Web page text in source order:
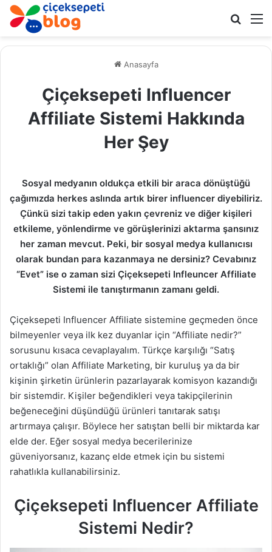
Anasayfa
Çiçeksepeti Influencer
Affiliate Sistemi Hakkında
Her Şey
Sosyal medyanın oldukça etkili bir araca dönüştüğü
çağımızda herkes aslında artık birer influencer diyebiliriz.
Çünkü sizi takip eden yakın çevreniz ve diğer kişileri
etkileme, yönlendirme ve görüşlerinizi aktarma şansınız
her zaman mevcut. Peki, bir sosyal medya kullanıcısı
olarak bundan para kazanmaya ne dersiniz? Cevabınız
“Evet” ise o zaman sizi Çiçeksepeti Infleuncer Affiliate
Sistemi ile tanıştırmanın zamanı geldi.
Çiçeksepeti Influencer Affiliate sistemine geçmeden önce
bilmeyenler veya ilk kez duyanlar için “Affiliate nedir?”
sorusunu kısaca cevaplayalım. Türkçe karşılığı “Satış
ortaklığı” olan Affiliate Marketing, bir kuruluş ya da bir
kişinin şirketin ürünlerin pazarlayarak komisyon kazandığı
bir sistemdir. Kişiler beğendikleri veya takipçilerinin
beğeneceğini düşündüğü ürünleri tanıtarak satışı
artırmaya çalışır. Böylece her satıştan belli bir miktarda kar
elde der. Eğer sosyal medya becerilerinize
güveniyorsanız, kazanç elde etmek için bu sistemi
rahatlıkla kullanabilirsiniz.
Çiçeksepeti Influencer Affiliate
Sistemi Nedir?